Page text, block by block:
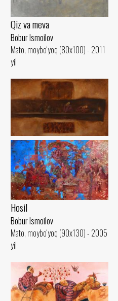
Qiz va meva
Bobur Ismoilov
Mato, moybo‘yoq (80x100) - 2011
yil
Kutish
Bobur Ismoilov
Mato, moybo‘yoq (75x100) - 2003
yil
Hosil
Bobur Ismoilov
Mato, moybo‘yoq (90x130) - 2005
yil